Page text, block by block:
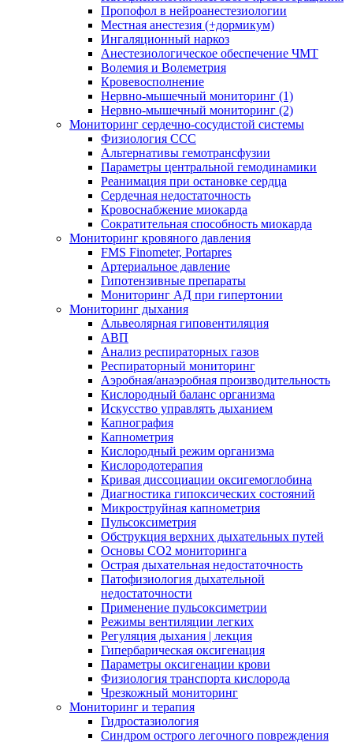
Пропофол в нейроанестезиологии
Местная анестезия (+дормикум)
Ингаляционный наркоз
Анестезиологическое обеспечение ЧМТ
Волемия и Волеметрия
Кровевосполнение
Нервно-мышечный мониторинг (1)
Нервно-мышечный мониторинг (2)
Мониторинг сердечно-сосудистой системы
Физиология ССС
Альтернативы гемотрансфузии
Параметры центральной гемодинамики
Реанимация при остановке сердца
Сердечная недостаточность
Кровоснабжение миокарда
Сократительная способность миокарда
Мониторинг кровяного давления
FMS Finometer, Portapres
Артериальное давление
Гипотензивные препараты
Мониторинг АД при гипертонии
Мониторинг дыхания
Альвеолярная гиповентиляция
АВП
Анализ респираторных газов
Респираторный мониторинг
Аэробная/анаэробная производительность
Кислородный баланс организма
Искусство управлять дыханием
Капнография
Капнометрия
Кислородный режим организма
Кислородотерапия
Кривая диссоциации оксигемоглобина
Диагностика гипоксических состояний
Микроструйная капнометрия
Пульсоксиметрия
Обструкция верхних дыхательных путей
Основы СО2 мониторинга
Острая дыхательная недостаточность
Патофизиология дыхательной
недостаточности
Применение пульсоксиметрии
Режимы вентиляции легких
Регуляция дыхания | лекция
Гипербарическая оксигенация
Параметры оксигенации крови
Физиология транспорта кислорода
Чрезкожный мониторинг
Мониторинг и терапия
Гидростазиология
Cиндром острого легочного повреждения